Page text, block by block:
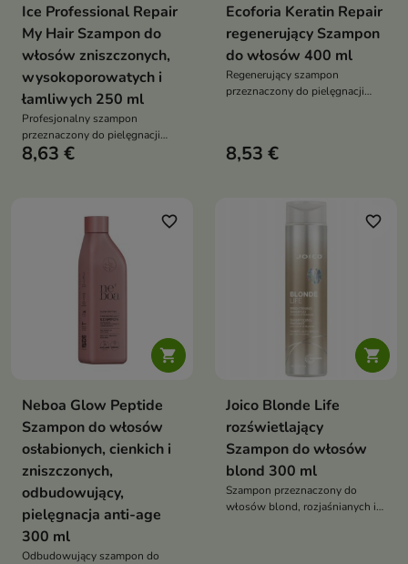
Ice Professional Repair
My Hair Szampon do
włosów zniszczonych,
wysokoporowatych i
łamliwych 250 ml
Profesjonalny szampon
przeznaczony do pielęgnacji
włosów osłabionych,
8,63 €
Ecoforia Keratin Repair
regenerujący Szampon
do włosów 400 ml
Regenerujący szampon
przeznaczony do pielęgnacji
8,53 €

favorite_border
Neboa Glow Peptide
Szampon do włosów
osłabionych, cienkich i
zniszczonych,
odbudowujący,
pielęgnacja anti-age
300 ml
Odbudowujący szampon do

favorite_border
Joico Blonde Life
rozświetlający
Szampon do włosów
blond 300 ml
Szampon przeznaczony do
włosów blond, rozjaśnianych i